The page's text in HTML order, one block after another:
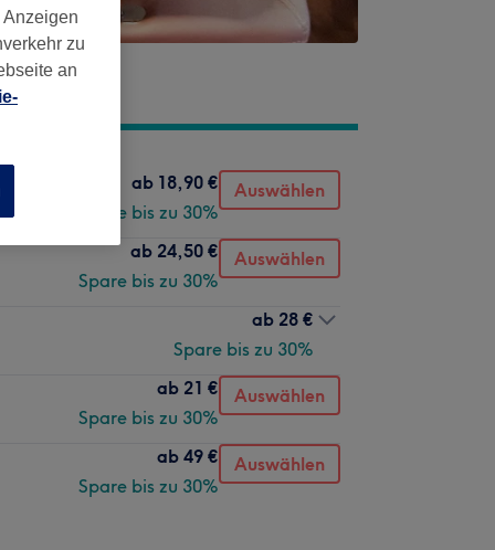
ab 18,90 €
Spare bis zu 30%
Auswählen
ab 24,50 €
Spare bis zu 30%
Auswählen
ab 28 €
Spare bis zu 30%
ab 21 €
Spare bis zu 30%
Auswählen
ab 49 €
Spare bis zu 30%
Auswählen
zu
an